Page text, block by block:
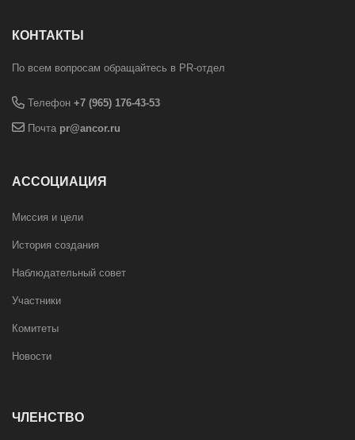
КОНТАКТЫ
По всем вопросам обращайтесь в PR-отдел
Телефон +7 (965) 176-43-53
Почта pr@ancor.ru
АССОЦИАЦИЯ
Миссия и цели
История создания
Наблюдательный совет
Участники
Комитеты
Новости
ЧЛЕНСТВО